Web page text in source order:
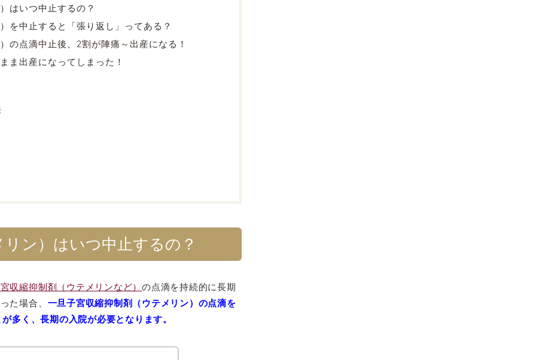
はいつ中止するの？
を中止すると「張り返し」ってある？
点滴中止後、2割が陣痛～出産になる！
ま出産になってしまった！
ン）はいつ中止するの？
収縮抑制剤（ウテメリンなど）の点滴を持続的に長期
た場合、 一旦子宮収縮抑制剤（ウテメリン）の点滴を
多く、長期の入院が必要となります。